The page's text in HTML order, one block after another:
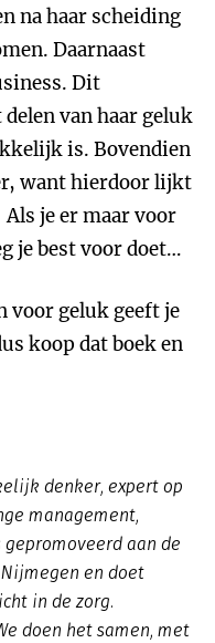
na haar scheiding
Daarnaast
Dit
van haar geluk
is. Bovendien
want hierdoor lijkt
je er maar voor
je best voor doet…
voor geluk geeft je
koop dat boek en
denker, expert op
management,
aan de
Nijmegen en doet
in de zorg.
doen het samen, met